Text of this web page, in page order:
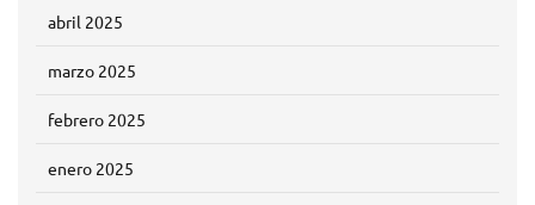
abril 2025
marzo 2025
febrero 2025
enero 2025